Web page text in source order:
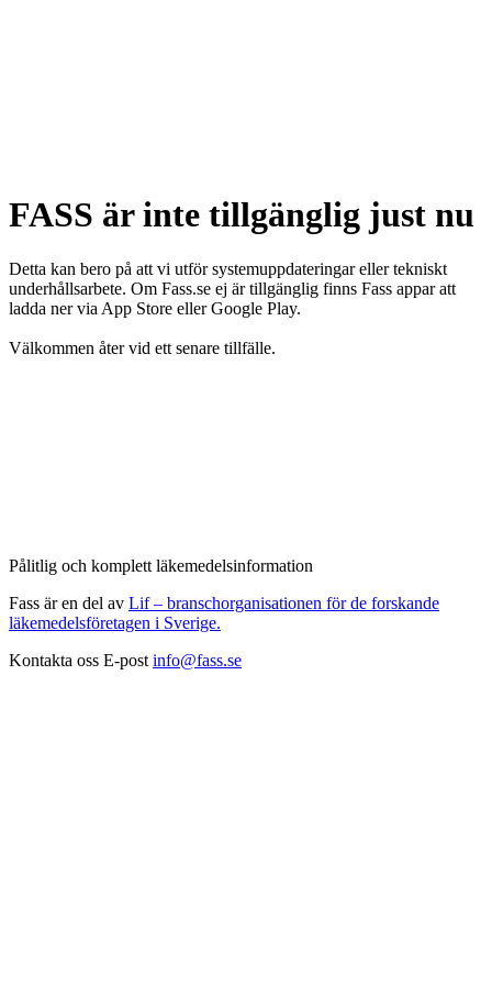
FASS är inte tillgänglig just nu
Detta kan bero på att vi utför systemuppdateringar eller tekniskt
underhållsarbete. Om Fass.se ej är tillgänglig finns Fass appar att
ladda ner via App Store eller Google Play.
Välkommen åter vid ett senare tillfälle.
Pålitlig och komplett läkemedelsinformation
Fass är en del av Lif – branschorganisationen för de forskande
läkemedelsföretagen i Sverige.
Kontakta oss E-post info@fass.se